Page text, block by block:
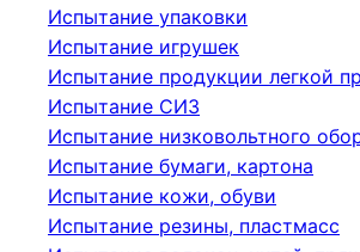
Испытание упаковки
Испытание игрушек
Испытание продукции легкой
Испытание СИЗ
Испытание низковольтного
Испытание бумаги, картона
Испытание кожи, обуви
Испытание резины, пластмасс